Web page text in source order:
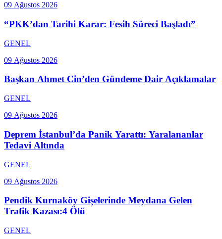
09 Ağustos 2026
“PKK’dan Tarihi Karar: Fesih Süreci Başladı”
GENEL
09 Ağustos 2026
Başkan Ahmet Cin’den Gündeme Dair Açıklamalar
GENEL
09 Ağustos 2026
Deprem İstanbul’da Panik Yarattı: Yaralananlar
Tedavi Altında
GENEL
09 Ağustos 2026
Pendik Kurnaköy Gişelerinde Meydana Gelen
Trafik Kazası:4 Ölü
GENEL